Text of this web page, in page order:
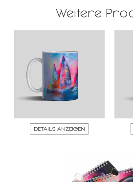
Weitere
DETAILS ANZEIGEN